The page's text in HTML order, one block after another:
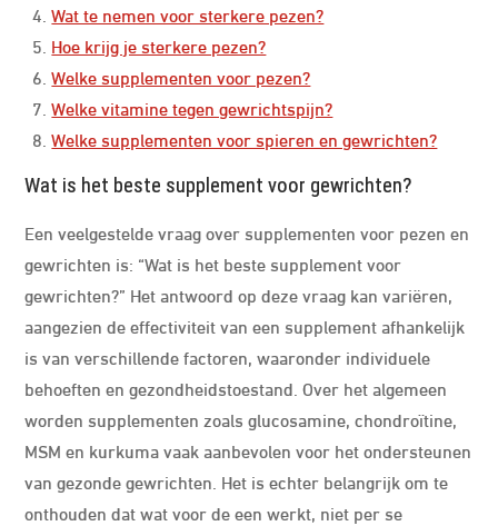
Wat te nemen voor sterkere pezen?
Hoe krijg je sterkere pezen?
Welke supplementen voor pezen?
Welke vitamine tegen gewrichtspijn?
Welke supplementen voor spieren en gewrichten?
Wat is het beste supplement voor gewrichten?
Een veelgestelde vraag over supplementen voor pezen en
gewrichten is: “Wat is het beste supplement voor
gewrichten?” Het antwoord op deze vraag kan variëren,
aangezien de effectiviteit van een supplement afhankelijk
is van verschillende factoren, waaronder individuele
behoeften en gezondheidstoestand. Over het algemeen
worden supplementen zoals glucosamine, chondroïtine,
MSM en kurkuma vaak aanbevolen voor het ondersteunen
van gezonde gewrichten. Het is echter belangrijk om te
onthouden dat wat voor de een werkt, niet per se